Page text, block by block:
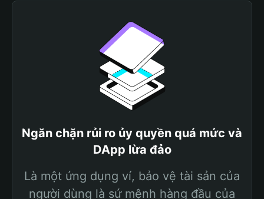
Ngăn chặn rủi ro ủy quyền quá mức và
DApp lừa đảo
Là một ứng dụng ví, bảo vệ tài sản của
người dùng là sứ mệnh hàng đầu của